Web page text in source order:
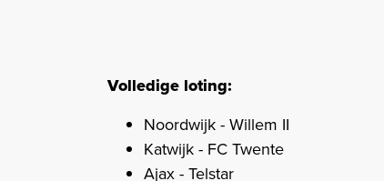
Volledige loting:
Noordwijk - Willem II
Katwijk - FC Twente
Ajax - Telstar